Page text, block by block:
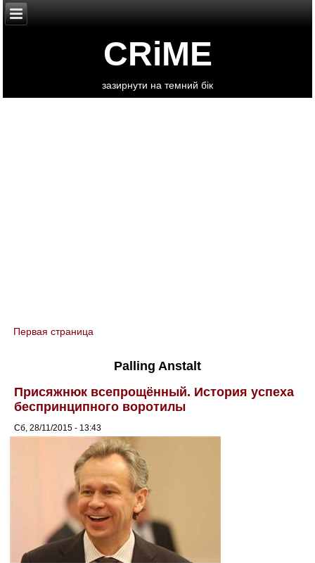
CRiME
зазирнути на темний бік
You are here
Первая страница
Palling Anstalt
Присяжнюк всепрощённый. История успеха
беспринципного воротилы
Сб, 28/11/2015 - 13:43